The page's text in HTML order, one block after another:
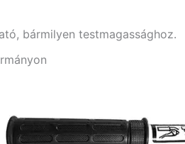
bármilyen testmagassághoz.